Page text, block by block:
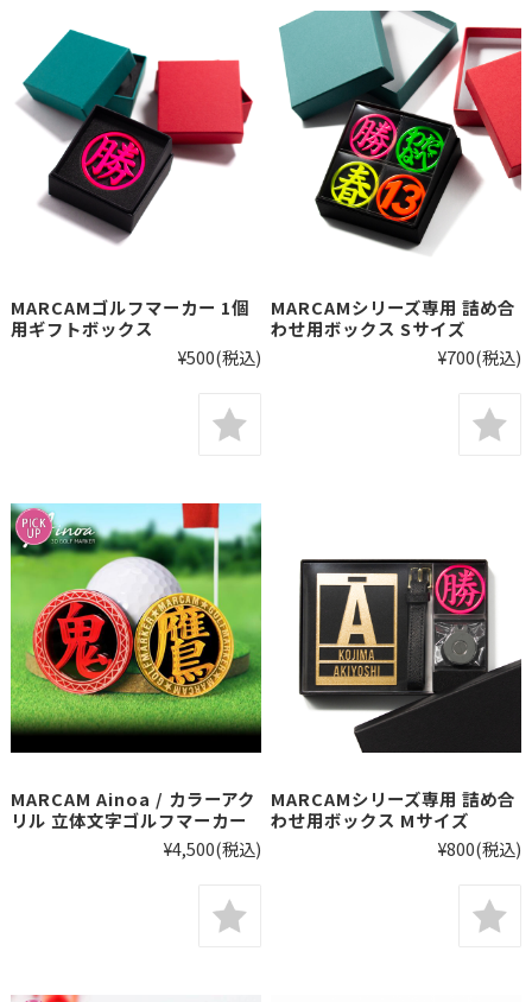
MARCAMゴルフマーカー 1個
用ギフトボックス
¥500(税込)
MARCAMシリーズ専用 詰め合
わせ用ボックス Sサイズ
¥700(税込)
MARCAM Ainoa / カラーアク
リル 立体文字ゴルフマーカー
¥4,500(税込)
MARCAMシリーズ専用 詰め合
わせ用ボックス Mサイズ
¥800(税込)